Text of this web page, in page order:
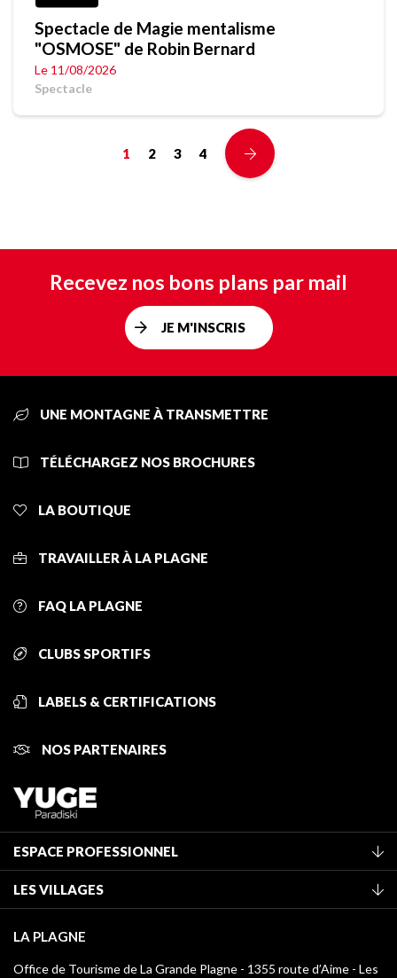
Spectacle de Magie mentalisme
"OSMOSE" de Robin Bernard
Le 11/08/2026
Spectacle
1 2 3 4
Recevez nos bons plans par mail
JE M'INSCRIS
UNE MONTAGNE À TRANSMETTRE
TÉLÉCHARGEZ NOS BROCHURES
LA BOUTIQUE
TRAVAILLER À LA PLAGNE
FAQ LA PLAGNE
CLUBS SPORTIFS
LABELS & CERTIFICATIONS
NOS PARTENAIRES
ESPACE PROFESSIONNEL
Classement des meublés
Taxe de séjour
Médiathèque
LES VILLAGES
Montchavin - Les Coches
Champagny-en-Vanoise
LA PLAGNE
Office de Tourisme de La Grande Plagne - 1355 route d’Aime - Les